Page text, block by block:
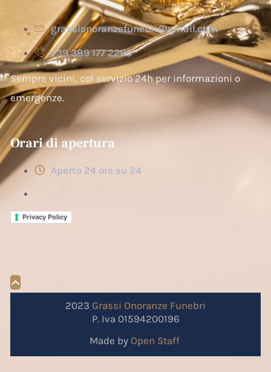
grassionoranzefunebri@gmail.com
+39 389 177 2290
Sempre vicini, col servizio 24h per informazioni o
emergenze.
Orari di apertura
Aperto 24 ore su 24
Privacy Policy
2023 Grassi Onoranze Funebri
P. Iva 01594200196
Made by Open Staff